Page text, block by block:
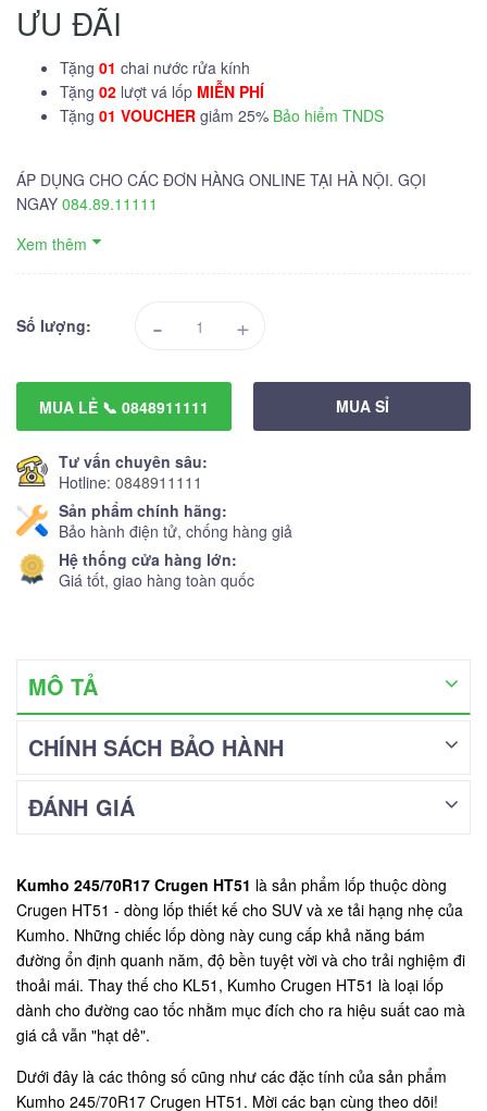
ƯU ĐÃI
Tặng 01 chai nước rửa kính
Tặng 02 lượt vá lốp MIỄN PHÍ
Tặng 01 VOUCHER giảm 25% Bảo hiểm TNDS
ÁP DỤNG CHO CÁC ĐƠN HÀNG ONLINE TẠI HÀ NỘI. GỌI
NGAY 084.89.11111
Xem thêm
Số lượng: - +
MUA LẺ 📞 0848911111 MUA SỈ
Tư vấn chuyên sâu:
Hotline: 0848911111
Sản phẩm chính hãng:
Bảo hành điện tử, chống hàng giả
Hệ thống cửa hàng lớn:
Giá tốt, giao hàng toàn quốc
MÔ TẢ
CHÍNH SÁCH BẢO HÀNH
ĐÁNH GIÁ
Kumho 245/70R17 Crugen HT51 là sản phẩm lốp thuộc dòng
Crugen HT51 - dòng lốp thiết kế cho SUV và xe tải hạng nhẹ của
Kumho. Những chiếc lốp dòng này cung cấp khả năng bám
đường ổn định quanh năm, độ bền tuyệt vời và cho trải nghiệm đi
thoải mái. Thay thế cho KL51, Kumho Crugen HT51 là loại lốp
dành cho đường cao tốc nhằm mục đích cho ra hiệu suất cao mà
giá cả vẫn "hạt dẻ".
Dưới đây là các thông số cũng như các đặc tính của sản phẩm
Kumho 245/70R17 Crugen HT51. Mời các bạn cùng theo dõi!